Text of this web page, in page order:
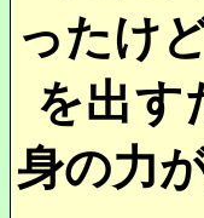
ったけ
を出す
身の力